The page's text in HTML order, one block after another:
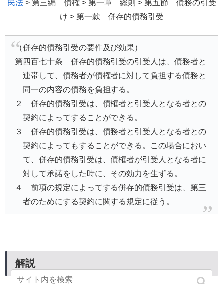
民法> 第三編 債権 > 第一章 総則 > 第五節 債務の引受
け > 第一款 併存的債務引受
（併存的債務引受の要件及び効果）
第四百七十条 併存的債務引受の引受人は、債務者と
連帯して、債務者が債権者に対して負担する債務と
同一の内容の債務を負担する。
２ 併存的債務引受は、債権者と引受人となる者との
契約によってすることができる。
３ 併存的債務引受は、債務者と引受人となる者との
契約によってもすることができる。この場合におい
て、併存的債務引受は、債権者が引受人となる者に
対して承諾をした時に、その効力を生ずる。
４ 前項の規定によってする併存的債務引受は、第三
者のためにする契約に関する規定に従う。
解説